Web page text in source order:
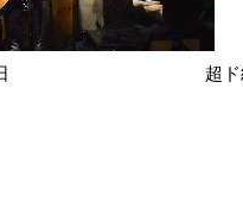
１日 超ド級